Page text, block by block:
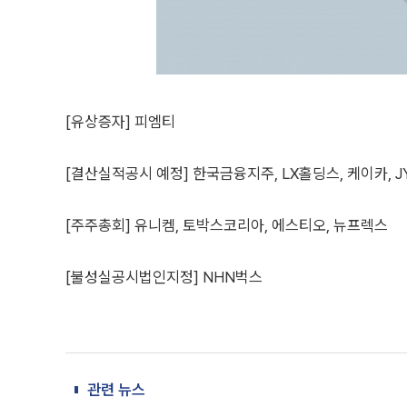
[유상증자] 피엠티
[결산실적공시 예정] 한국금융지주, LX홀딩스, 케이카,
[주주총회] 유니켐, 토박스코리아, 에스티오, 뉴프렉스
[불성실공시법인지정] NHN벅스
관련 뉴스